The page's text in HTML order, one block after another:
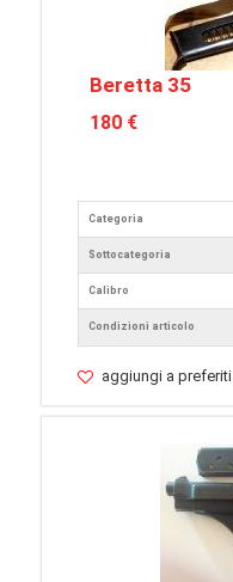
Beretta 35
180 €
Categoria
Sottocategoria
Calibro
Condizioni articolo
aggiungi a preferiti